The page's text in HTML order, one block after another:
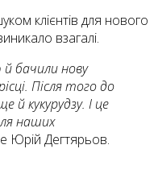
клієнтів для нового
взагалі.
бачили нову
Після того до
й кукурудзу. І це
наших
Юрій Дегтярьов.